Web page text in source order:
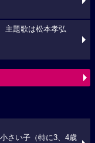
主題歌は松本孝弘
さい子（特に3、4歳